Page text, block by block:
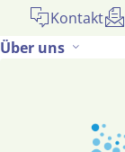
Gehe
Inhalt
Kontakt
Über uns